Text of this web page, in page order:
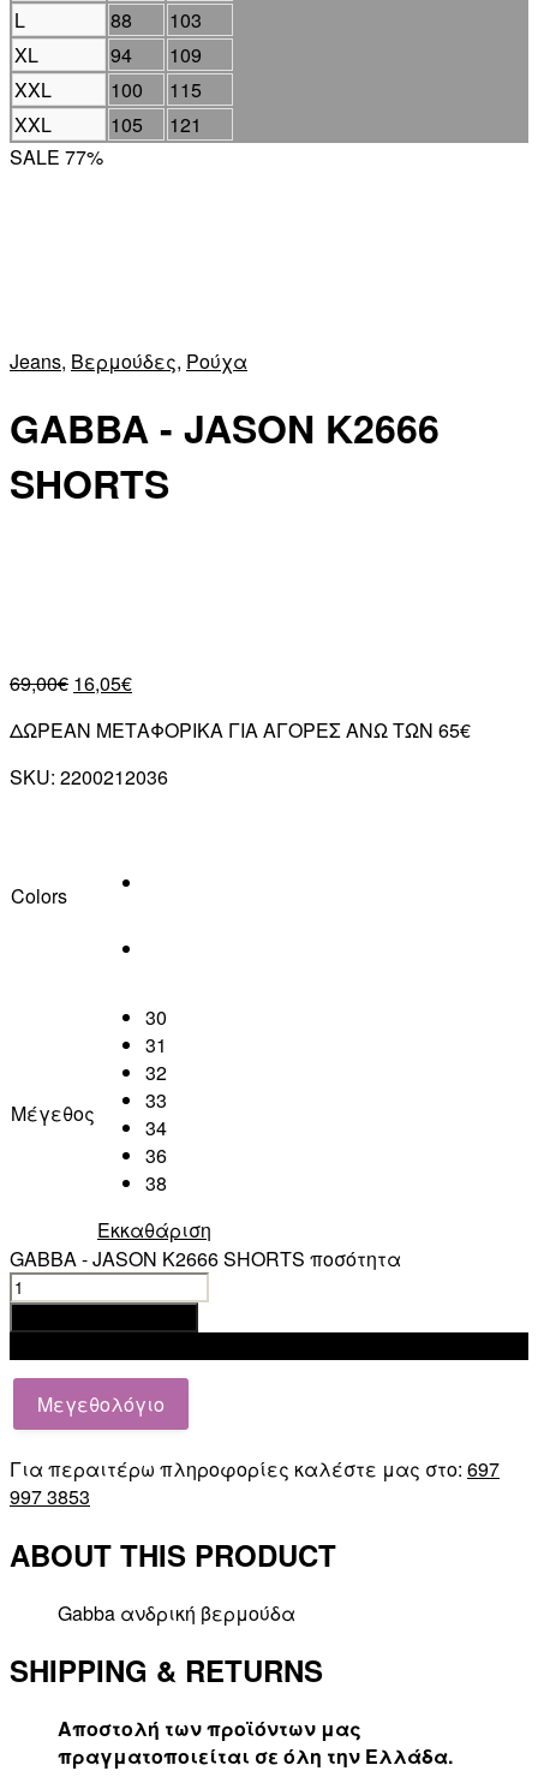
L
88
103
XL
94
109
XXL
100
115
XXL
105
121
SALE 77%
Jeans, Βερμούδες, Ρούχα
GABBA - JASON K2666
SHORTS
69,00€ 16,05€
ΔΩΡΕΑΝ ΜΕΤΑΦΟΡΙΚΑ ΓΙΑ ΑΓΟΡΕΣ ΑΝΩ ΤΩΝ 65€
SKU: 2200212036
Colors
Μέγεθος
30
31
32
33
34
36
38
Εκκαθάριση
GABBA - JASON K2666 SHORTS ποσότητα
Μεγεθολόγιο
Για περαιτέρω πληροφορίες καλέστε μας στο: 697
997 3853
ABOUT THIS PRODUCT
Gabba ανδρική βερμούδα
SHIPPING & RETURNS
Αποστολή των προϊόντων μας
πραγματοποιείται σε όλη την Ελλάδα.